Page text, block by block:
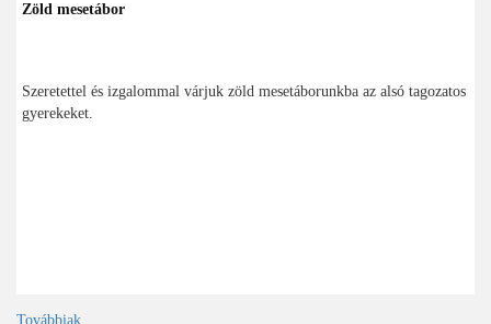
Zöld mesetábor
Szeretettel és izgalommal várjuk zöld mesetáborunkba az alsó tagozatos
gyerekeket.
Továbbiak